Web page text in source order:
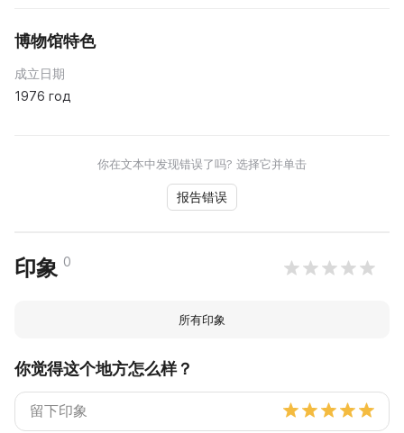
博物馆特色
成立日期
1976 год
你在文本中发现错误了吗? 选择它并单击
报告错误
印象 0
所有印象
你觉得这个地方怎么样？